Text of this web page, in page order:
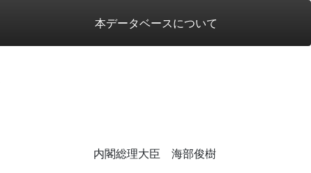
本データベースについて
内閣総理大臣 海部俊樹